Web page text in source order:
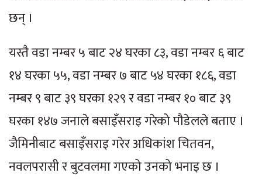
छन् ।
यस्तै वडा नम्बर ५ बाट २४ घरका ८३, वडा नम्बर ६ बाट
१४ घरका ५५, वडा नम्बर ७ बाट ५४ घरका १८६, वडा
नम्बर ९ बाट ३९ घरका १२९ र वडा नम्बर १० बाट ३९
घरका १४७ जनाले बसाइँसराइ गरेको पौडेलले बताए ।
जैमिनीबाट बसाइँसराइ गरेर अधिकांश चितवन,
नवलपरासी र बुटवलमा गएको उनको भनाइ छ ।